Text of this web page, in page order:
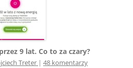
9 lat. Co to za czary?
Treter 48 komentarzy